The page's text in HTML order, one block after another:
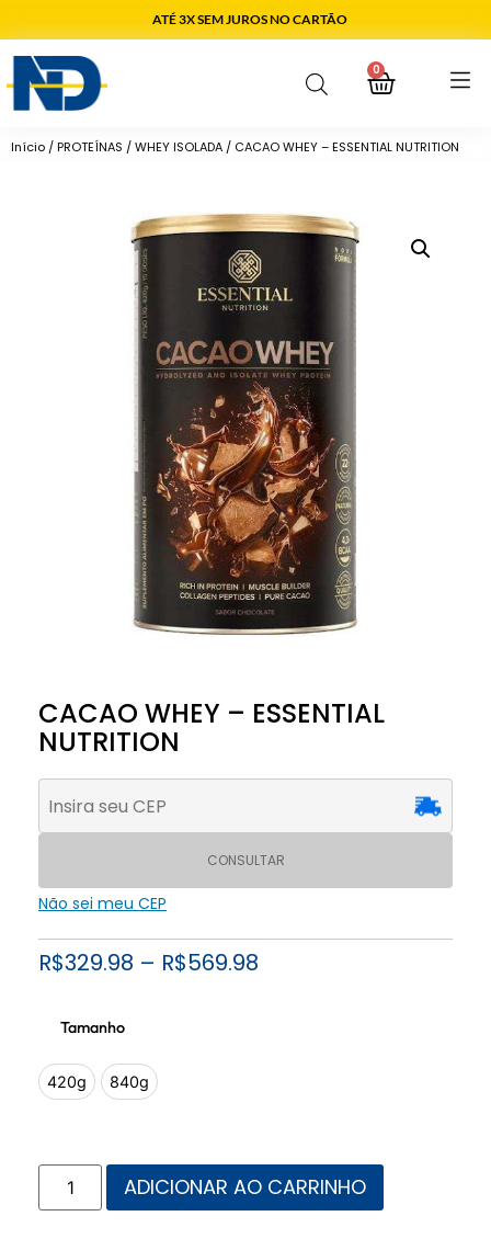
ATÉ 3X SEM JUROS NO CARTÃO
0
Início /PROTEÍNAS /WHEY ISOLADA / CACAO WHEY – ESSENTIAL NUTRITION
CACAO WHEY – ESSENTIAL
NUTRITION
CONSULTAR
Não sei meu CEP
R$329.98 – R$569.98
Tamanho
420g 840g
ADICIONAR AO CARRINHO